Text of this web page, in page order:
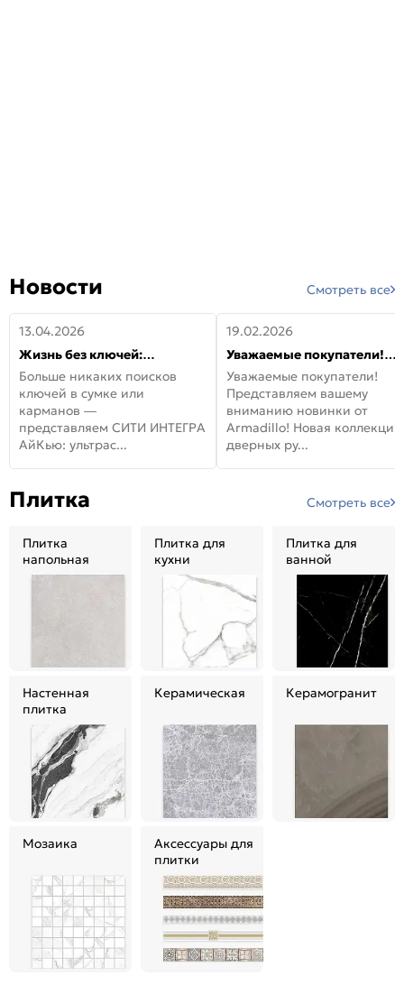
Новости Смотреть все
13.04.2026
Жизнь без ключей:
встречайте новую дверь
СИТИ ИНТЕГРА АйКью!
Больше никаких поисков
ключей в сумке или
карманов —
представляем СИТИ ИНТЕГРА
АйКью: ультрас...
19.02.2026
Уважаемые покупатели!
Представляем вашему
вниманию новинки от
Armadillo!
Уважаемые покупатели!
Представляем вашему
вниманию новинки от
Armadillo! Новая коллекция
дверных ру...
Плитка Смотреть все
Плитка
напольная
Плитка для
кухни
Плитка для
ванной
Настенная
плитка
Керамическая Керамогранит
Мозаика
Аксессуары для
плитки